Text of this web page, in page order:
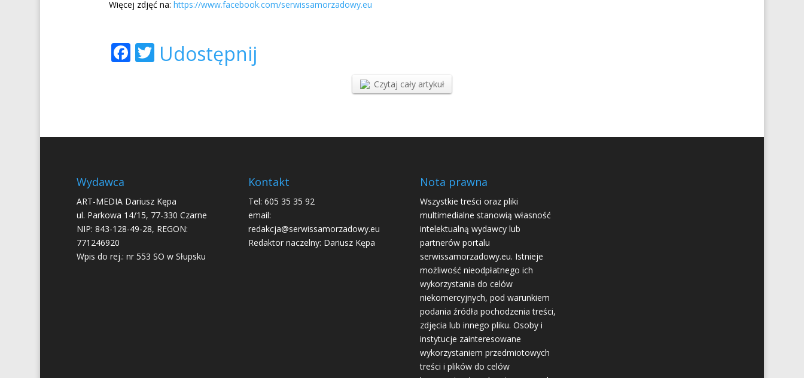
Więcej zdjęć na:https://www.facebook.com/serwissamorzadowy.eu
Facebook
Twitter
Udostępnij
Czytaj cały artykuł
Wydawca
ART-MEDIA Dariusz Kępa
ul. Parkowa 14/15, 77-330 Czarne
NIP: 843-128-49-28, REGON:
771246920
Wpis do rej.: nr 553 SO w Słupsku
Kontakt
Tel: 605 35 35 92
email:
redakcja@serwissamorzadowy.eu
Redaktor naczelny: Dariusz Kępa
Nota prawna
Wszystkie treści oraz pliki
multimedialne stanowią własność
intelektualną wydawcy lub
partnerów portalu
serwissamorzadowy.eu. Istnieje
możliwość nieodpłatnego ich
wykorzystania do celów
niekomercyjnych, pod warunkiem
podania źródła pochodzenia treści,
zdjęcia lub innego pliku. Osoby i
instytucje zainteresowane
wykorzystaniem przedmiotowych
treści i plików do celów